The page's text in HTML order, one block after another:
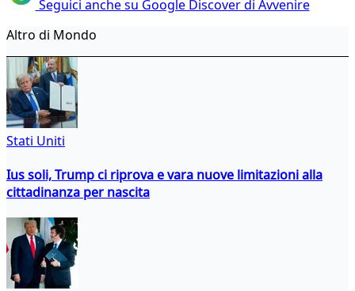
Seguici anche su Google Discover di Avvenire
Altro di Mondo
Stati Uniti
Ius soli, Trump ci riprova e vara nuove limitazioni alla
cittadinanza per nascita